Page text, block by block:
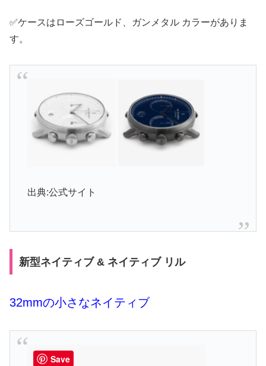
✅ケースはローズゴールド、ガンメタル カラーがありま
す。
出典:公式サイト
新型ネイティブ & ネイティブ リル
32mmの小さなネイティブ
Save